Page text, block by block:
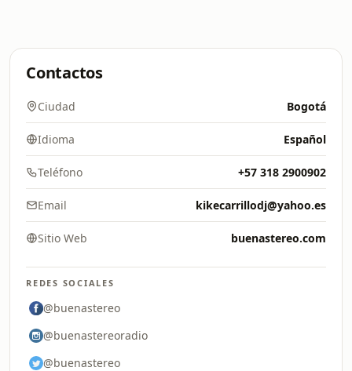
Contactos
Ciudad Bogotá
Idioma Español
Teléfono +57 318 2900902
Email kikecarrillodj@yahoo.es
Sitio Web buenastereo.com
REDES SOCIALES
@buenastereo
@buenastereoradio
@buenastereo